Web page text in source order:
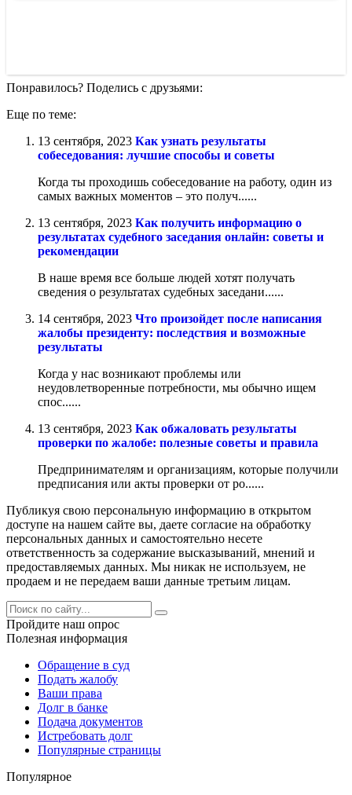
Понравилось? Поделись с друзьями:
Еще по теме:
13 сентября, 2023 Как узнать результаты
собеседования: лучшие способы и советы
Когда ты проходишь собеседование на работу, один из
самых важных моментов – это получ......
13 сентября, 2023 Как получить информацию о
результатах судебного заседания онлайн: советы и
рекомендации
В наше время все больше людей хотят получать
сведения о результатах судебных заседани......
14 сентября, 2023 Что произойдет после написания
жалобы президенту: последствия и возможные
результаты
Когда у нас возникают проблемы или
неудовлетворенные потребности, мы обычно ищем
спос......
13 сентября, 2023 Как обжаловать результаты
проверки по жалобе: полезные советы и правила
Предпринимателям и организациям, которые получили
предписания или акты проверки от ро......
Публикуя свою персональную информацию в открытом
доступе на нашем сайте вы, даете согласие на обработку
персональных данных и самостоятельно несете
ответственность за содержание высказываний, мнений и
предоставляемых данных. Мы никак не используем, не
продаем и не передаем ваши данные третьим лицам.
Пройдите наш опрос
Полезная информация
Обращение в суд
Подать жалобу
Ваши права
Долг в банке
Подача документов
Истребовать долг
Популярные страницы
Популярное